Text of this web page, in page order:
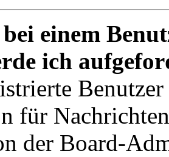
einem
ich
für
der Board-